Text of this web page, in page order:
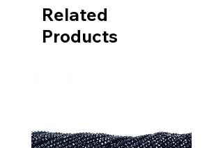
Related
Products